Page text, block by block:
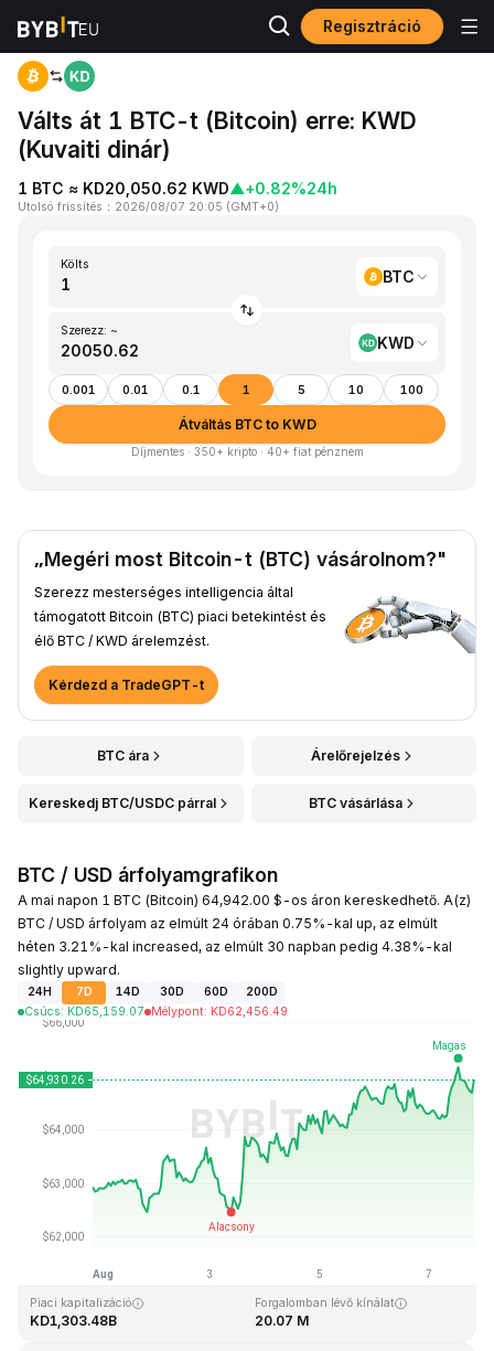
Regisztráció
Kezdőlap BTC to KWD
Válts át 1 BTC-t (Bitcoin) erre: KWD
(Kuvaiti dinár)
1 BTC ≈ KD20,050.62 KWD▲+0.82%24h
Utolsó frissítés ： 2026/08/07 20:05 (GMT+0)
Költs
BTC
Szerezz: ~
KWD
0.001 0.01 0.1 1 5 10 100
Átváltás BTC to KWD
Díjmentes · 350+ kripto · 40+ fiat pénznem
„Megéri most Bitcoin-t (BTC) vásárolnom?"
Szerezz mesterséges intelligencia által
támogatott Bitcoin (BTC) piaci betekintést és
élő BTC / KWD árelemzést.
Kérdezd a TradeGPT-t
BTC ára Árelőrejelzés
Kereskedj BTC/USDC párral BTC vásárlása
BTC / USD árfolyamgrafikon
A mai napon 1 BTC (Bitcoin) 64,942.00 $-os áron kereskedhető. A(z)
BTC / USD árfolyam az elmúlt 24 órában 0.75%-kal up, az elmúlt
héten 3.21%-kal increased, az elmúlt 30 napban pedig 4.38%-kal
slightly upward.
24H 7D 14D 30D 60D
200D
Csúcs: KD65,159.07 Mélypont: KD62,456.49
Utolsó frissítés: 2026-08-07, 20:05 GMT+0
KD126,080.00
Piaci kapitalizáció
KD1,303.48B
Forgalomban lévő kínálat
20.07 M